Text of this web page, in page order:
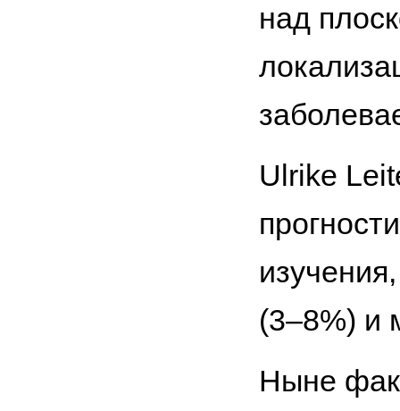
над
Ulrike
(3–8%) и
Ныне